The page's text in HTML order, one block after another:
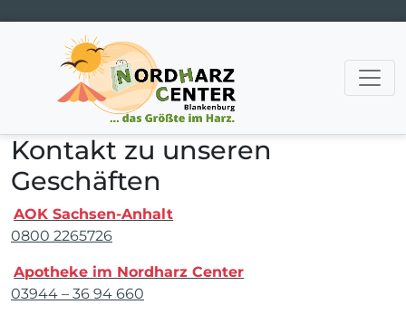
Hauptnavigation
Kontakt zu unseren
Geschäften
AOK Sachsen-Anhalt
0800 2265726
Apotheke im Nordharz Center
03944 – 36 94 660